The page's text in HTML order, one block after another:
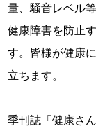
量、騒音レベル
健康障害を防止
す。皆様が健康
立ちます。
季刊誌「健康さ